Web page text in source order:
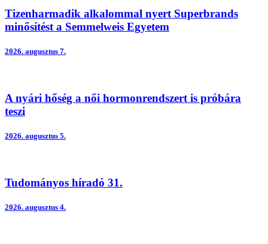
Tizenharmadik alkalommal nyert Superbrands
minősítést a Semmelweis Egyetem
2026. augusztus 7.
A nyári hőség a női hormonrendszert is próbára
teszi
2026. augusztus 5.
Tudományos híradó 31.
2026. augusztus 4.